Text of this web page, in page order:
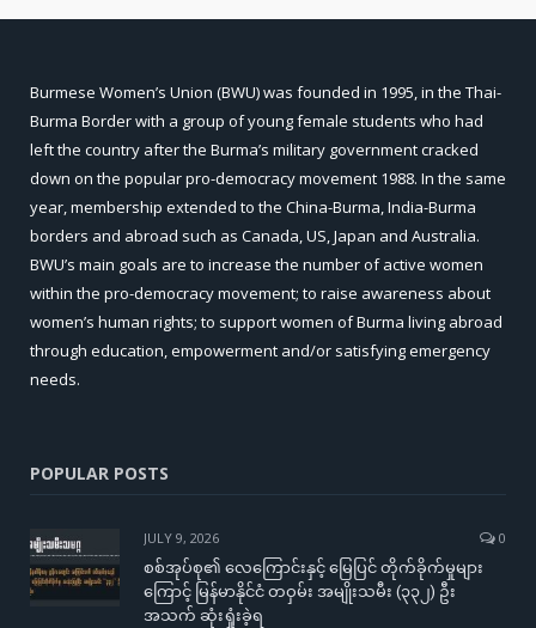
Burmese Women’s Union (BWU) was founded in 1995, in the Thai-
Burma Border with a group of young female students who had
left the country after the Burma’s military government cracked
down on the popular pro-democracy movement 1988. In the same
year, membership extended to the China-Burma, India-Burma
borders and abroad such as Canada, US, Japan and Australia.
BWU’s main goals are to increase the number of active women
within the pro-democracy movement; to raise awareness about
women’s human rights; to support women of Burma living abroad
through education, empowerment and/or satisfying emergency
needs.
POPULAR POSTS
JULY 9, 2026 0
စစ်အုပ်စု၏ လေကြောင်းနှင့် မြေပြင် တိုက်ခိုက်မှုများ
ကြောင့် မြန်မာနိုင်ငံ တဝှမ်း အမျိုးသမီး (၃၃၂) ဦး
အသက် ဆုံးရှုံးခဲ့ရ